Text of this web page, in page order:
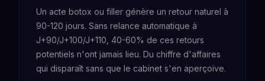
Un acte botox ou filler génère un retour naturel à
90-120 jours. Sans relance automatique à
J+90/J+100/J+110, 40-60% de ces retours
potentiels n'ont jamais lieu. Du chiffre d'affaires
qui disparaît sans que le cabinet s'en aperçoive.